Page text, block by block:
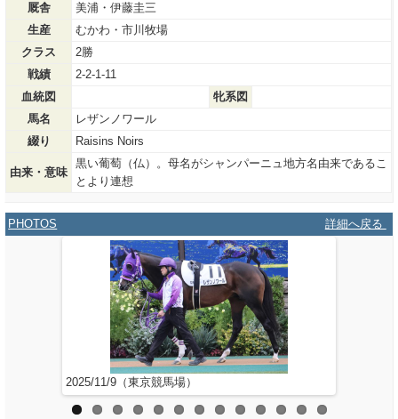
厩舎
美浦・伊藤圭三
生産
むかわ・市川牧場
クラス
2勝
戦績
2-2-1-11
血統図
牝系図
馬名
レザンノワール
綴り
Raisins Noirs
由来・意味
黒い葡萄（仏）。母名がシャンパーニュ地方名由来であるこ
とより連想
PHOTOS 詳細へ戻る
2025/11/9（東京競馬場）